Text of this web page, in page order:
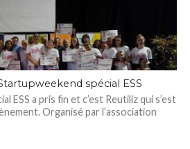
spécial ESS
ESS a pris fin et c’est Reutiliz qui s’est
Organisé par l’association